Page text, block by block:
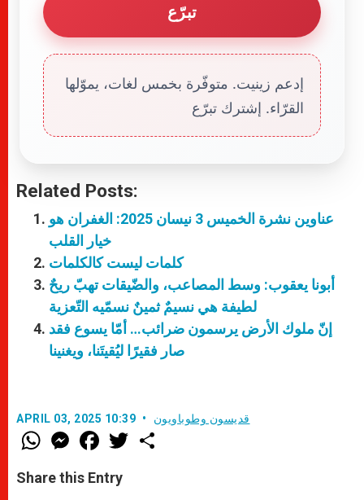
تبرّع
إدعم زينيت. متوفّرة بخمس لغات، يموّلها
القرّاء. إشترك تبرّع
Related Posts:
عناوين نشرة الخميس 3 نيسان 2025: الغفران هو
خيار القلب
كلمات ليست كالكلمات
أبونا يعقوب: وسط المصاعب، والضّيقات تهبّ ريحٌ
لطيفة هي نسيمٌ ثمينٌ نسمّيه التّعزية
إنّ ملوك الأرض يرسمون ضرائب… أمّا يسوع فقد
صار فقيرًا ليُقيتَنا، ويغنينا
APRIL 03, 2025 10:39 قديسون وطوباويون
W
h
t
s
M
e
s
e
F
a
e
b
w
Share this Entry